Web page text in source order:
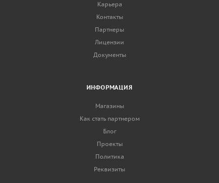
Карьера
Контакты
Партнеры
Лицензии
Документы
ИНФОРМАЦИЯ
Магазины
Как стать партнером
Блог
Проекты
Политика
Реквизиты